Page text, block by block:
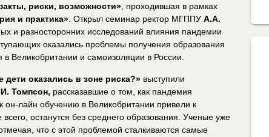
риски, возможности» , проходившая в рамках
и практика» . Открыл семинар ректор МГППУ А.А.
и разносторонних исследований влияния пандемии
оказались проблемы получения образования
Великобритании и самоизоляции в России.
оказались в зоне риска?» выступили
И. Томпсон, рассказавшие о том, как пандемия
он-лайн обучению в Великобритании привели к
останутся без среднего образования. Ученые уже
что с этой проблемой сталкиваются самые